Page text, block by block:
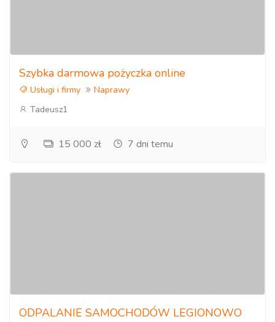
Szybka darmowa pożyczka online
Usługi i firmy
Naprawy
Tadeusz1
15 000 zł 7 dni temu
ODPALANIE SAMOCHODÓW LEGIONOWO